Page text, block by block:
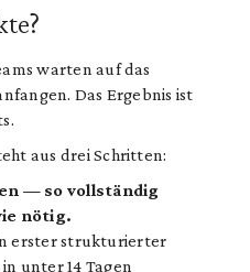
warten auf das
Das Ergebnis ist
aus drei Schritten:
— so vollständig
nötig.
erster strukturierter
unter 14 Tagen